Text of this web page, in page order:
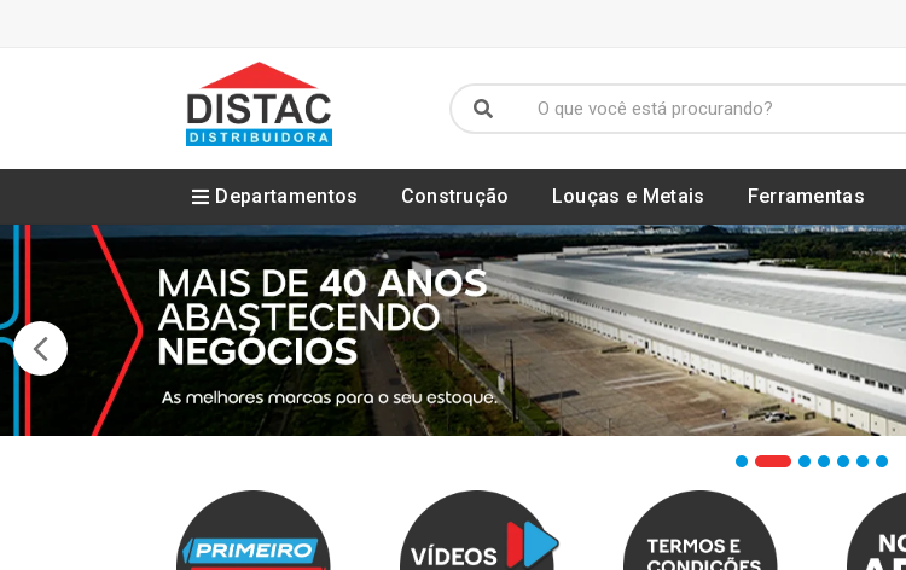
Departamentos Construção Louças e Metais Ferramentas